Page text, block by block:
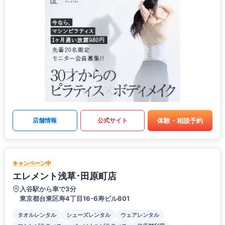
店舗情報 公式サイト 体験・相談予約
キャンペーン中
エレメント浅草･田原町店
入谷駅から車で3分
東京都台東区寿4丁目16-6寿ビル801
タオルレンタル シューズレンタル
ウェアレンタル